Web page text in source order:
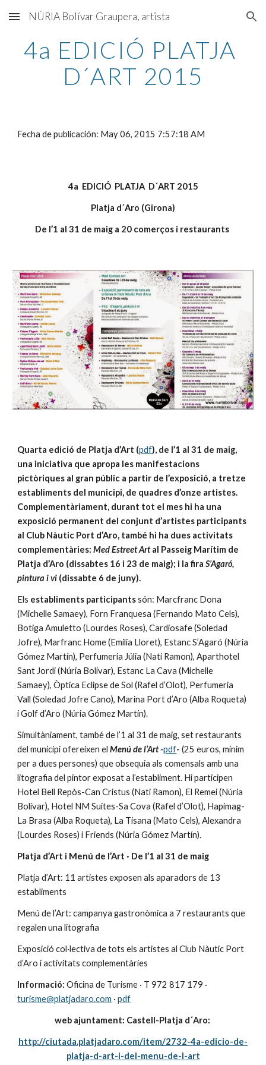
Skip to main content Skip to navigation
NÚRIA Bolívar Graupera, artista
4a EDICIÓ PLATJA
D´ART 2015
Fecha de publicación: May 06, 2015 7:57:18 AM
4a  EDICIÓ  PLATJA  D´ART 2015
Platja d´Aro (Girona)
De l’1 al 31 de maig a 20 comerços i restaurants
Quarta edició de Platja d’Art (pdf), de l’1 al 31 de maig,
una iniciativa que apropa les manifestacions
pictòriques al gran públic a partir de l’exposició, a tretze
establiments del municipi, de quadres d’onze artistes.
Complementàriament, durant tot el mes hi ha una
exposició permanent del conjunt d’artistes participants
al Club Nàutic Port d’Aro, també hi ha dues activitats
complementàries: Med Estreet Art al Passeig Marítim de
Platja d’Aro (dissabtes 16 i 23 de maig); i la fira S’Agaró,
pintura i vi (dissabte 6 de juny).
Els establiments participants són: Marcfranc Dona
(Michelle Samaey), Forn Franquesa (Fernando Mato Cels),
Botiga Amuletto (Lourdes Roses), Cardiosafe (Soledad
Jofre), Marfranc Home (Emilia Lloret), Estanc S’Agaró (Núria
Gómez Martín), Perfumeria Júlia (Nati Ramon), Aparthotel
Sant Jordi (Núria Bolívar), Estanc La Cava (Michelle
Samaey), Òptica Eclipse de Sol (Rafel d’Olot), Perfumeria
Vall (Soledad Jofre Cano), Marina Port d’Aro (Alba Roqueta)
i Golf d’Aro (Núria Gómez Martín).
Simultàniament, també de l’1 al 31 de maig, set restaurants
del municipi ofereixen el Menú de l’Art -pdf- (25 euros, mínim
per a dues persones) que obsequia als comensals amb una
litografia del pintor exposat a l’establiment. Hi participen
Hotel Bell Repòs-Can Cristus (Nati Ramon), El Remei (Núria
Bolívar), Hotel NM Suites-Sa Cova (Rafel d’Olot), Hapimag-
La Brasa (Alba Roqueta), La Tisana (Mato Cels), Alexandra
(Lourdes Roses) i Friends (Núria Gómez Martín).
Platja d’Art i Menú de l’Art · De l’1 al 31 de maig
Platja d’Art: 11 artistes exposen als aparadors de 13
establiments
Menú de l’Art: campanya gastronòmica a 7 restaurants que
regalen una litografia
Exposició col·lectiva de tots els artistes al Club Nàutic Port
d’Aro i activitats complementàries
Informació:
turisme@platjadaro.com · pdf
web ajuntament: Castell-Platja d´Aro:
http://ciutada.platjadaro.com/item/2732-4a-edicio-de-
platja-d-art-i-del-menu-de-l-art